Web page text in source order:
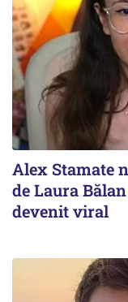
Alex Stamate
de Laura
devenit viral